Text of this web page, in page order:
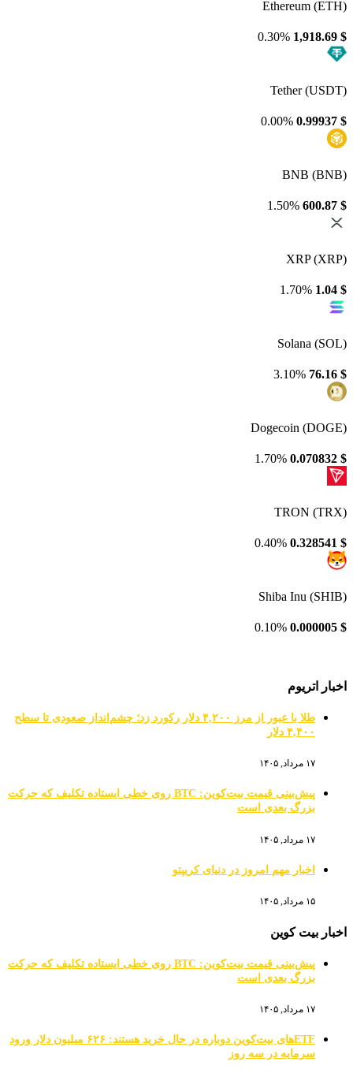
Ethereum (ETH)
$
1,918.69
0.30%
Tether (USDT)
$
0.99937
0.00%
BNB (BNB)
$
600.87
1.50%
XRP (XRP)
$
1.04
1.70%
Solana (SOL)
$
76.16
3.10%
Dogecoin (DOGE)
$
0.070832
1.70%
TRON (TRX)
$
0.328541
0.40%
Shiba Inu (SHIB)
$
0.000005
0.10%
اخبار اتریوم
طلا با عبور از مرز ۴,۲۰۰ دلار رکورد زد؛ چشم‌انداز صعودی تا سطح
۴,۴۰۰ دلار
۱۷ مرداد, ۱۴۰۵
پیش‌بینی قیمت بیت‌کوین: BTC روی خطی ایستاده تکلیف که حرکت
بزرگ بعدی است
۱۷ مرداد, ۱۴۰۵
اخبار مهم امروز در دنیای کریپتو
۱۵ مرداد, ۱۴۰۵
اخبار بیت کوین
پیش‌بینی قیمت بیت‌کوین: BTC روی خطی ایستاده تکلیف که حرکت
بزرگ بعدی است
۱۷ مرداد, ۱۴۰۵
ETFهای بیت‌کوین دوباره در حال خرید هستند: ۶۲۶ میلیون دلار ورود
سرمایه در سه روز